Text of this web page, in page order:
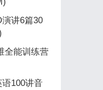
讲6篇30
全能训练营
100讲音